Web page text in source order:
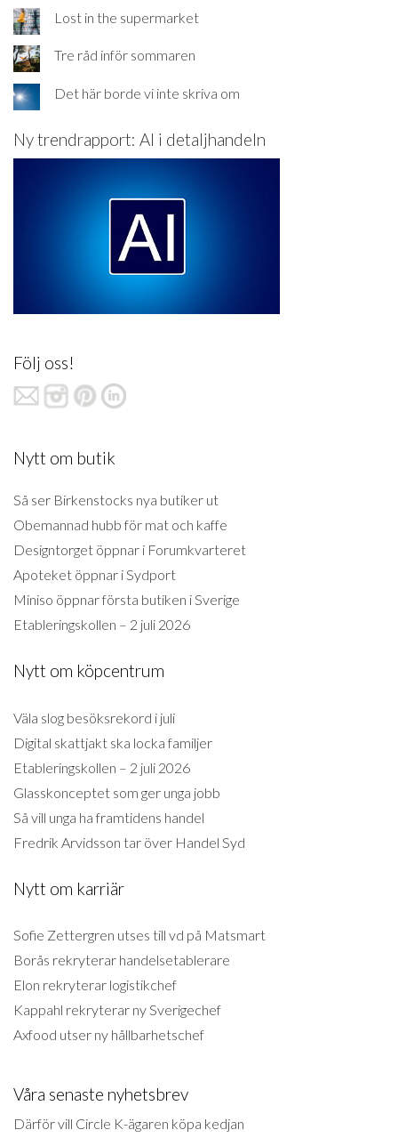
Lost in the supermarket
Tre råd inför sommaren
Det här borde vi inte skriva om
Ny trendrapport: AI i detaljhandeln
Följ oss!
Nytt om butik
Så ser Birkenstocks nya butiker ut
Obemannad hubb för mat och kaffe
Designtorget öppnar i Forumkvarteret
Apoteket öppnar i Sydport
Miniso öppnar första butiken i Sverige
Etableringskollen – 2 juli 2026
Nytt om köpcentrum
Väla slog besöksrekord i juli
Digital skattjakt ska locka familjer
Etableringskollen – 2 juli 2026
Glasskonceptet som ger unga jobb
Så vill unga ha framtidens handel
Fredrik Arvidsson tar över Handel Syd
Nytt om karriär
Sofie Zettergren utses till vd på Matsmart
Borås rekryterar handelsetablerare
Elon rekryterar logistikchef
Kappahl rekryterar ny Sverigechef
Axfood utser ny hållbarhetschef
Våra senaste nyhetsbrev
Därför vill Circle K-ägaren köpa kedjan